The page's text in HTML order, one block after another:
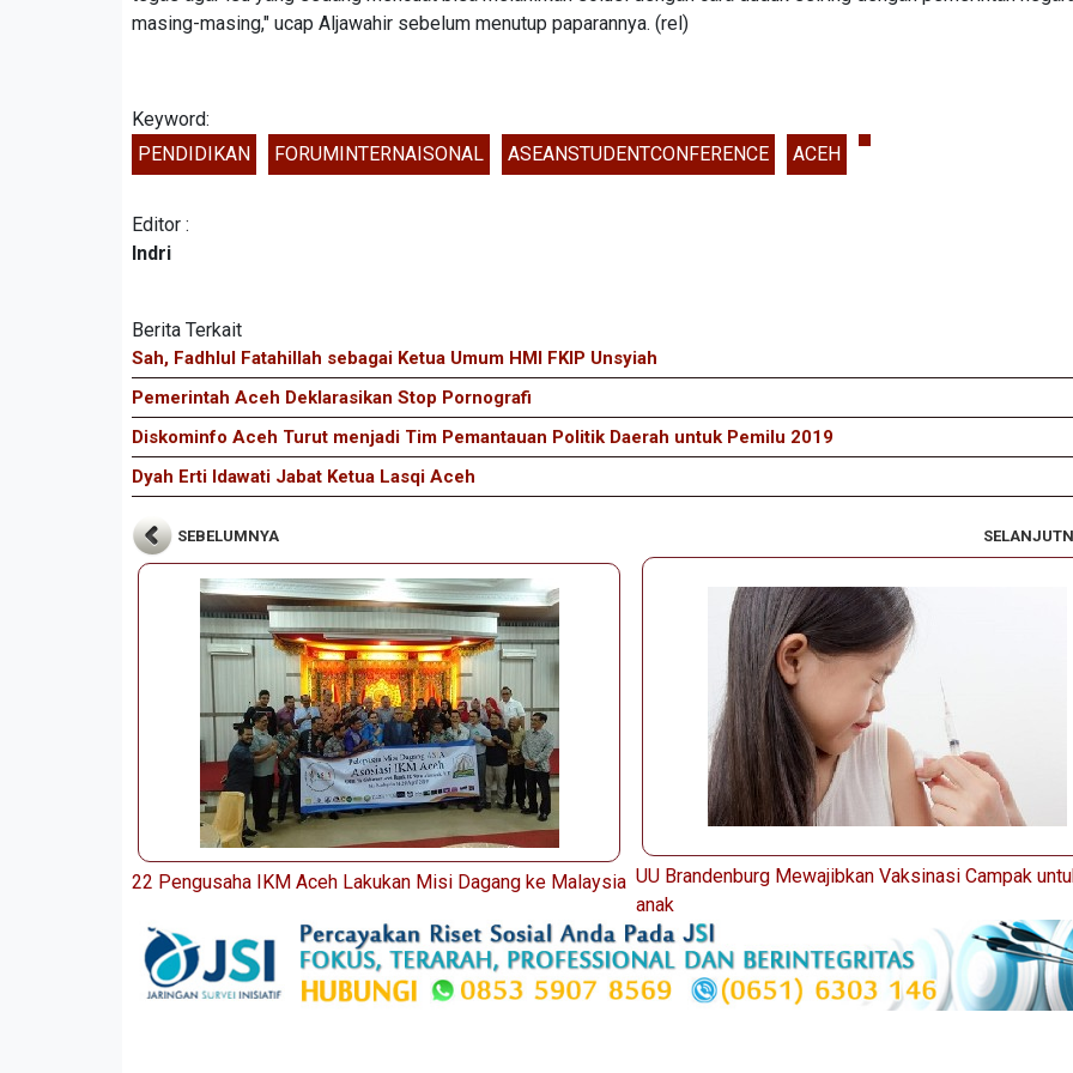
masing-masing," ucap Aljawahir sebelum menutup paparannya. (rel)
Keyword:
PENDIDIKAN
FORUMINTERNAISONAL ASEANSTUDENTCONFERENCE ACEH
Editor :
Indri
Berita Terkait
Sah, Fadhlul Fatahillah sebagai Ketua Umum HMI FKIP Unsyiah
Pemerintah Aceh Deklarasikan Stop Pornografi
Diskominfo Aceh Turut menjadi Tim Pemantauan Politik Daerah untuk Pemilu 2019
Dyah Erti Idawati Jabat Ketua Lasqi Aceh
SEBELUMNYA
22 Pengusaha IKM Aceh Lakukan Misi Dagang ke Malaysia UU Brandenburg Mewajibkan Vaksinasi Campak
anak